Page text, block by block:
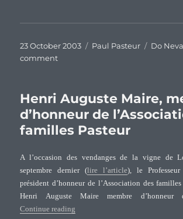
Posted
on
23 October 2003 Categories
Paul Pasteur Tags
Do Neva
commenton
Do-
:
retour
sources
Henri Auguste Maire,
d’honneur de
familles Pasteur
A l’occasion des vendanges de la vigne de
septembre dernier (lire l’article), le
président d’honneur de l’Association des familles
Henri Auguste Maire membre d’honneur
Continue reading